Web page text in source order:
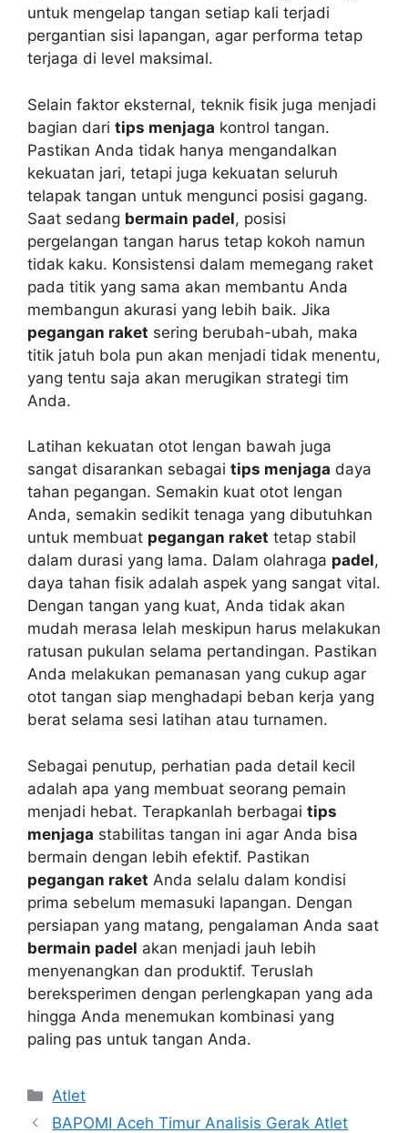
untuk mengelap tangan setiap kali terjadi
pergantian sisi lapangan, agar performa tetap
terjaga di level maksimal.
Selain faktor eksternal, teknik fisik juga menjadi
bagian dari tips menjaga kontrol tangan.
Pastikan Anda tidak hanya mengandalkan
kekuatan jari, tetapi juga kekuatan seluruh
telapak tangan untuk mengunci posisi gagang.
Saat sedang bermain padel, posisi
pergelangan tangan harus tetap kokoh namun
tidak kaku. Konsistensi dalam memegang raket
pada titik yang sama akan membantu Anda
membangun akurasi yang lebih baik. Jika
pegangan raket sering berubah-ubah, maka
titik jatuh bola pun akan menjadi tidak menentu,
yang tentu saja akan merugikan strategi tim
Anda.
Latihan kekuatan otot lengan bawah juga
sangat disarankan sebagai tips menjaga daya
tahan pegangan. Semakin kuat otot lengan
Anda, semakin sedikit tenaga yang dibutuhkan
untuk membuat pegangan raket tetap stabil
dalam durasi yang lama. Dalam olahraga padel,
daya tahan fisik adalah aspek yang sangat vital.
Dengan tangan yang kuat, Anda tidak akan
mudah merasa lelah meskipun harus melakukan
ratusan pukulan selama pertandingan. Pastikan
Anda melakukan pemanasan yang cukup agar
otot tangan siap menghadapi beban kerja yang
berat selama sesi latihan atau turnamen.
Sebagai penutup, perhatian pada detail kecil
adalah apa yang membuat seorang pemain
menjadi hebat. Terapkanlah berbagai tips
menjaga stabilitas tangan ini agar Anda bisa
bermain dengan lebih efektif. Pastikan
pegangan raket Anda selalu dalam kondisi
prima sebelum memasuki lapangan. Dengan
persiapan yang matang, pengalaman Anda saat
bermain padel akan menjadi jauh lebih
menyenangkan dan produktif. Teruslah
bereksperimen dengan perlengkapan yang ada
hingga Anda menemukan kombinasi yang
paling pas untuk tangan Anda.
Kategori
Atlet
BAPOMI Aceh Timur Analisis Gerak Atlet